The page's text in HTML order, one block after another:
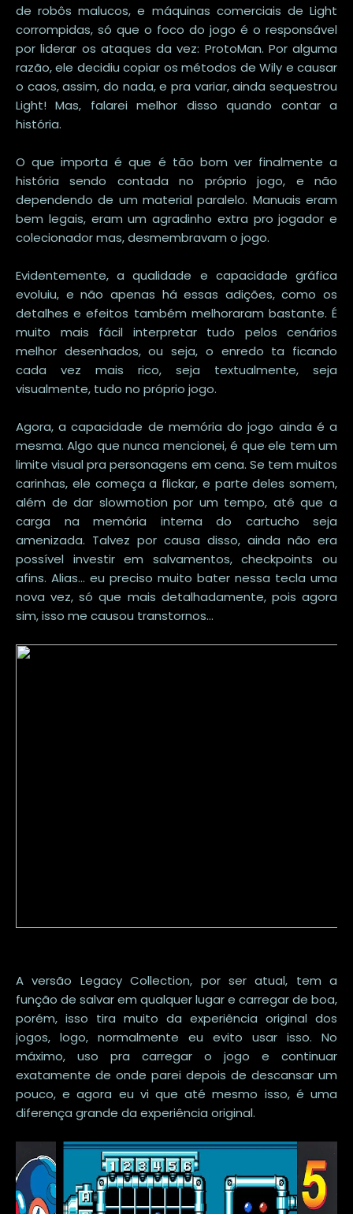
de robôs malucos, e máquinas comerciais de Light
corrompidas, só que o foco do jogo é o responsável
por liderar os ataques da vez: ProtoMan. Por alguma
razão, ele decidiu copiar os métodos de Wily e causar
o caos, assim, do nada, e pra variar, ainda sequestrou
Light! Mas, falarei melhor disso quando contar a
história.
O que importa é que é tão bom ver finalmente a
história sendo contada no próprio jogo, e não
dependendo de um material paralelo. Manuais eram
bem legais, eram um agradinho extra pro jogador e
colecionador mas, desmembravam o jogo.
Evidentemente, a qualidade e capacidade gráfica
evoluiu, e não apenas há essas adições, como os
detalhes e efeitos também melhoraram bastante. É
muito mais fácil interpretar tudo pelos cenários
melhor desenhados, ou seja, o enredo ta ficando
cada vez mais rico, seja textualmente, seja
visualmente, tudo no próprio jogo.
Agora, a capacidade de memória do jogo ainda é a
mesma. Algo que nunca mencionei, é que ele tem um
limite visual pra personagens em cena. Se tem muitos
carinhas, ele começa a flickar, e parte deles somem,
além de dar slowmotion por um tempo, até que a
carga na memória interna do cartucho seja
amenizada. Talvez por causa disso, ainda não era
possível investir em salvamentos, checkpoints ou
afins. Alias... eu preciso muito bater nessa tecla uma
nova vez, só que mais detalhadamente, pois agora
sim, isso me causou transtornos...
A versão Legacy Collection, por ser atual, tem a
função de salvar em qualquer lugar e carregar de boa,
porém, isso tira muito da experiência original dos
jogos, logo, normalmente eu evito usar isso. No
máximo, uso pra carregar o jogo e continuar
exatamente de onde parei depois de descansar um
pouco, e agora eu vi que até mesmo isso, é uma
diferença grande da experiência original.